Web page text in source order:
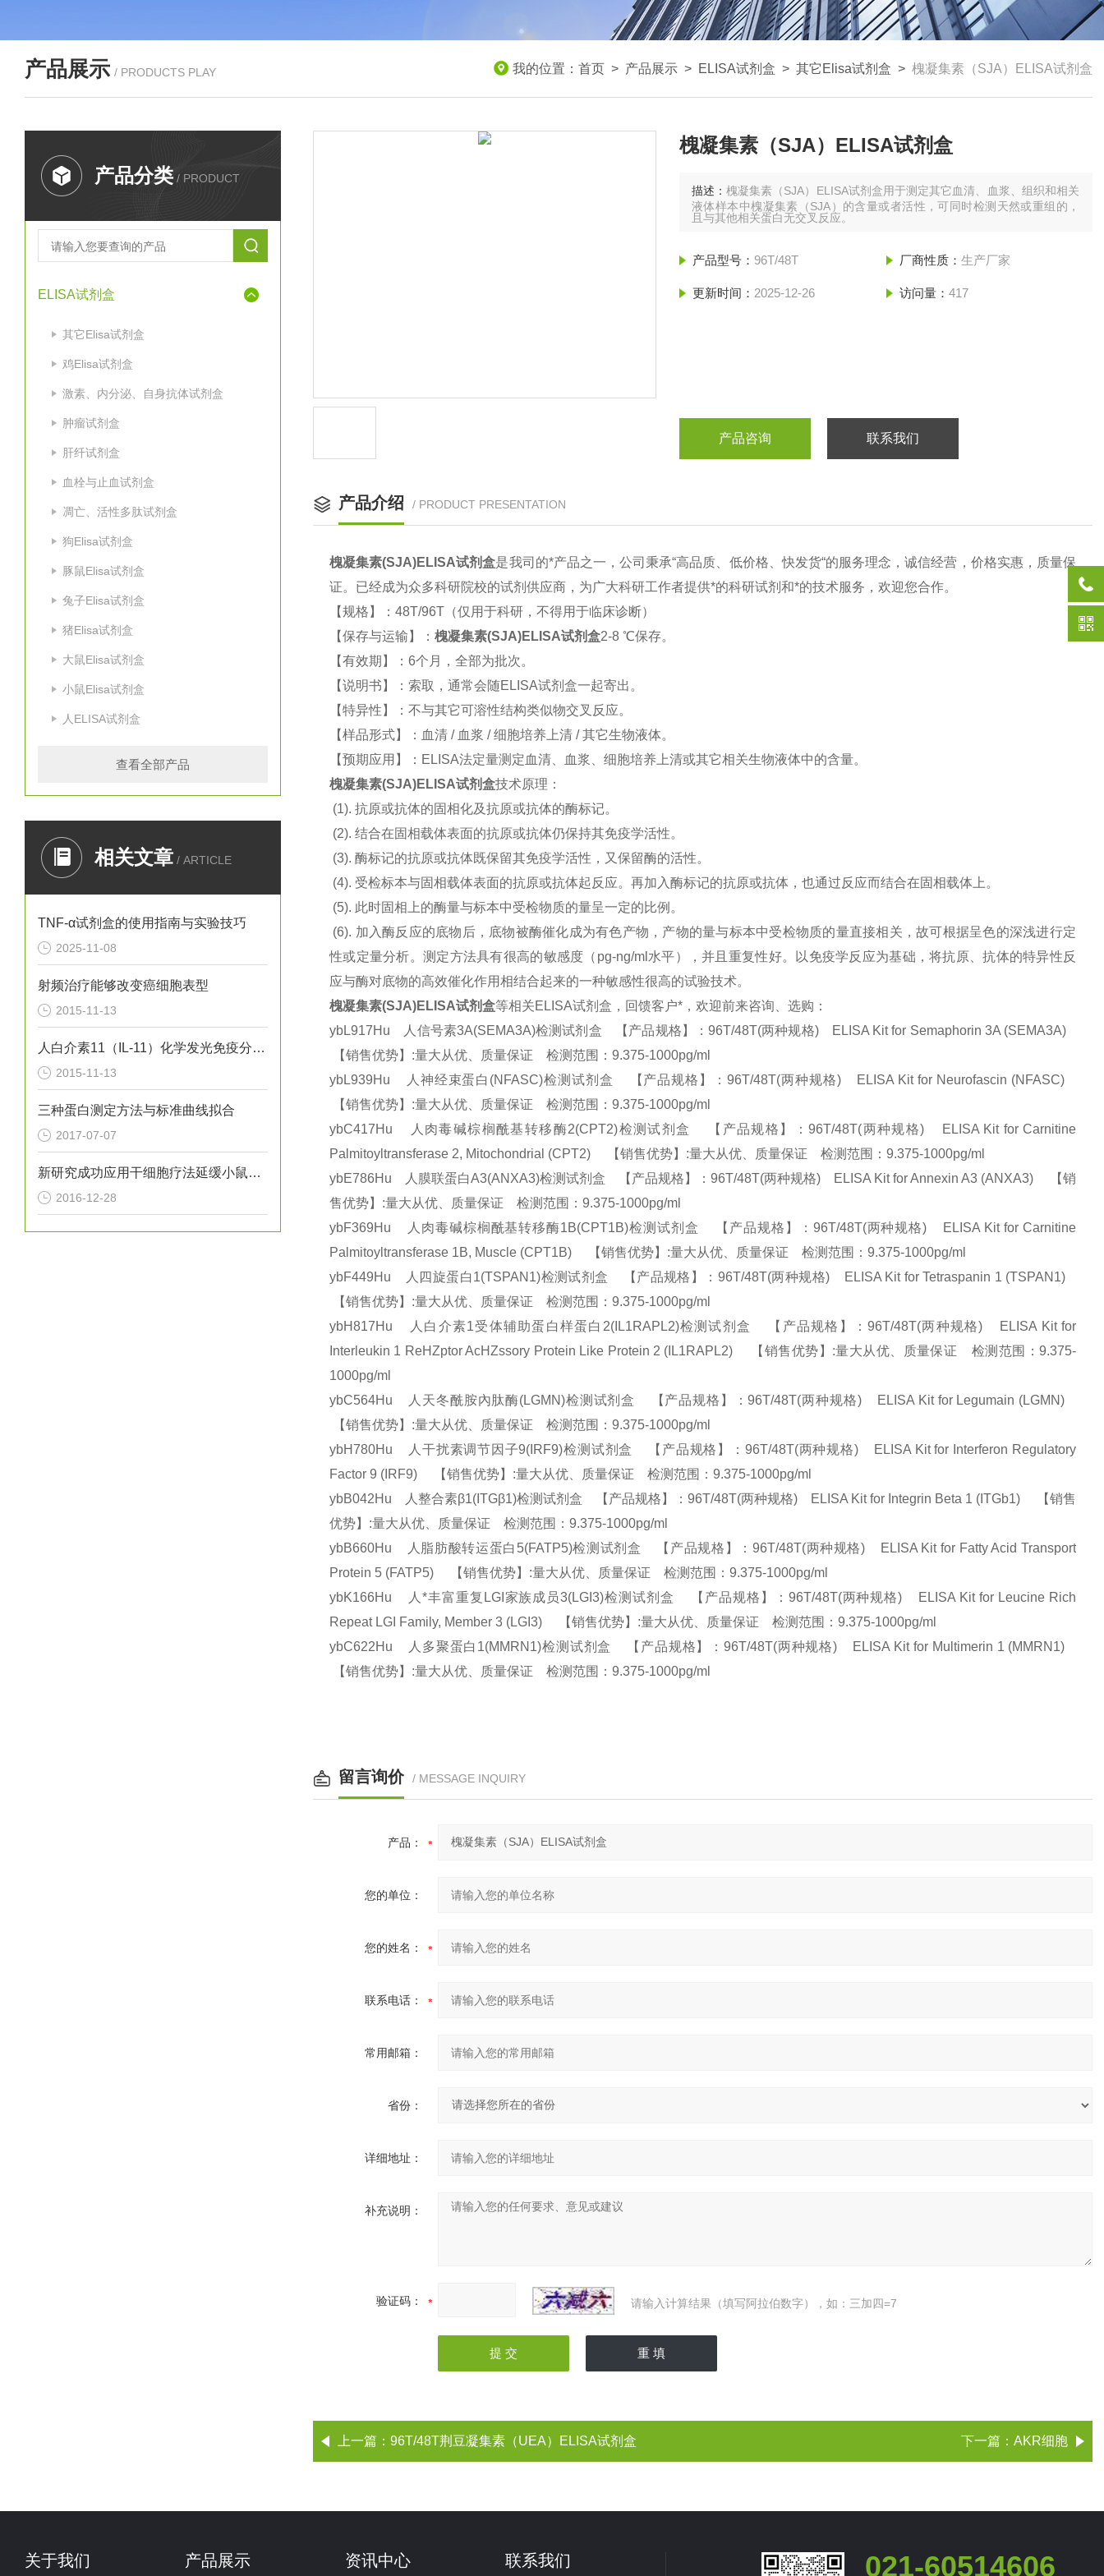
产品展示 / PRODUCTS PLAY 我的位置： 首页 > 产品展示 > ELISA试剂盒 > 其它Elisa试剂盒 > 槐凝集素（SJA）ELISA试剂盒
产品分类 / PRODUCT
ELISA试剂盒
其它Elisa试剂盒
鸡Elisa试剂盒
激素、内分泌、自身抗体试剂盒
肿瘤试剂盒
肝纤试剂盒
血栓与止血试剂盒
凋亡、活性多肽试剂盒
狗Elisa试剂盒
豚鼠Elisa试剂盒
兔子Elisa试剂盒
猪Elisa试剂盒
大鼠Elisa试剂盒
小鼠Elisa试剂盒
人ELISA试剂盒
查看全部产品
相关文章 / ARTICLE
TNF-α试剂盒的使用指南与实验技巧
2025-11-08
射频治疗能够改变癌细胞表型
2015-11-13
人白介素11（IL-11）化学发光免疫分析试剂盒
2015-11-13
三种蛋白测定方法与标准曲线拟合
2017-07-07
新研究成功应用干细胞疗法延缓小鼠亨廷顿氏病进展
2016-12-28
槐凝集素（SJA）ELISA试剂盒
描述：槐凝集素（SJA）ELISA试剂盒用于测定其它血清、血浆、组织和相关
液体样本中槐凝集素（SJA）的含量或者活性，可同时检测天然或重组的，
且与其他相关蛋白无交叉反应。
产品型号： 96T/48T 厂商性质： 生产厂家
更新时间： 2025-12-26 访问量： 417
产品咨询 联系我们
产品介绍 / PRODUCT PRESENTATION
槐凝集素(SJA)ELISA试剂盒是我司的*产品之一，公司秉承“高品质、低价格、快发货“的服务理念，诚信经营，价格实惠，质量保
证。已经成为众多科研院校的试剂供应商，为广大科研工作者提供*的科研试剂和*的技术服务，欢迎您合作。
【规格】：48T/96T（仅用于科研，不得用于临床诊断）
【保存与运输】： 槐凝集素(SJA)ELISA试剂盒2-8 ℃保存。
【有效期】：6个月，全部为批次。
【说明书】：索取，通常会随ELISA试剂盒一起寄出。
【特异性】：不与其它可溶性结构类似物交叉反应。
【样品形式】：血清 / 血浆 / 细胞培养上清 / 其它生物液体。
【预期应用】：ELISA法定量测定血清、血浆、细胞培养上清或其它相关生物液体中的含量。
槐凝集素(SJA)ELISA试剂盒技术原理：
(1). 抗原或抗体的固相化及抗原或抗体的酶标记。
(2). 结合在固相载体表面的抗原或抗体仍保持其免疫学活性。
(3). 酶标记的抗原或抗体既保留其免疫学活性，又保留酶的活性。
(4). 受检标本与固相载体表面的抗原或抗体起反应。再加入酶标记的抗原或抗体，也通过反应而结合在固相载体上。
(5). 此时固相上的酶量与标本中受检物质的量呈一定的比例。
(6). 加入酶反应的底物后，底物被酶催化成为有色产物，产物的量与标本中受检物质的量直接相关，故可根据呈色的深浅进行定
性或定量分析。测定方法具有很高的敏感度（pg-ng/ml水平），并且重复性好。以免疫学反应为基础，将抗原、抗体的特异性反
应与酶对底物的高效催化作用相结合起来的一种敏感性很高的试验技术。
槐凝集素(SJA)ELISA试剂盒等相关ELISA试剂盒，回馈客户*，欢迎前来咨询、选购：
ybL917Hu 人信号素3A(SEMA3A)检测试剂盒 【产品规格】：96T/48T(两种规格) ELISA Kit for Semaphorin 3A (SEMA3A)
【销售优势】:量大从优、质量保证 检测范围：9.375-1000pg/ml
ybL939Hu 人神经束蛋白(NFASC)检测试剂盒 【产品规格】：96T/48T(两种规格) ELISA Kit for Neurofascin (NFASC)
【销售优势】:量大从优、质量保证 检测范围：9.375-1000pg/ml
ybC417Hu 人肉毒碱棕榈酰基转移酶2(CPT2)检测试剂盒 【产品规格】：96T/48T(两种规格) ELISA Kit for Carnitine
Palmitoyltransferase 2, Mitochondrial (CPT2) 【销售优势】:量大从优、质量保证 检测范围：9.375-1000pg/ml
ybE786Hu 人膜联蛋白A3(ANXA3)检测试剂盒 【产品规格】：96T/48T(两种规格) ELISA Kit for Annexin A3 (ANXA3) 【销
售优势】:量大从优、质量保证 检测范围：9.375-1000pg/ml
ybF369Hu 人肉毒碱棕榈酰基转移酶1B(CPT1B)检测试剂盒 【产品规格】：96T/48T(两种规格) ELISA Kit for Carnitine
Palmitoyltransferase 1B, Muscle (CPT1B) 【销售优势】:量大从优、质量保证 检测范围：9.375-1000pg/ml
ybF449Hu 人四旋蛋白1(TSPAN1)检测试剂盒 【产品规格】：96T/48T(两种规格) ELISA Kit for Tetraspanin 1 (TSPAN1)
【销售优势】:量大从优、质量保证 检测范围：9.375-1000pg/ml
ybH817Hu 人白介素1受体辅助蛋白样蛋白2(IL1RAPL2)检测试剂盒 【产品规格】：96T/48T(两种规格) ELISA Kit for
Interleukin 1 ReHZptor AcHZssory Protein Like Protein 2 (IL1RAPL2) 【销售优势】:量大从优、质量保证 检测范围：9.375-
1000pg/ml
ybC564Hu 人天冬酰胺內肽酶(LGMN)检测试剂盒 【产品规格】：96T/48T(两种规格) ELISA Kit for Legumain (LGMN)
【销售优势】:量大从优、质量保证 检测范围：9.375-1000pg/ml
ybH780Hu 人干扰素调节因子9(IRF9)检测试剂盒 【产品规格】：96T/48T(两种规格) ELISA Kit for Interferon Regulatory
Factor 9 (IRF9) 【销售优势】:量大从优、质量保证 检测范围：9.375-1000pg/ml
ybB042Hu 人整合素β1(ITGβ1)检测试剂盒 【产品规格】：96T/48T(两种规格) ELISA Kit for Integrin Beta 1 (ITGb1) 【销售
优势】:量大从优、质量保证 检测范围：9.375-1000pg/ml
ybB660Hu 人脂肪酸转运蛋白5(FATP5)检测试剂盒 【产品规格】：96T/48T(两种规格) ELISA Kit for Fatty Acid Transport
Protein 5 (FATP5) 【销售优势】:量大从优、质量保证 检测范围：9.375-1000pg/ml
ybK166Hu 人*丰富重复LGI家族成员3(LGI3)检测试剂盒 【产品规格】：96T/48T(两种规格) ELISA Kit for Leucine Rich
Repeat LGI Family, Member 3 (LGI3) 【销售优势】:量大从优、质量保证 检测范围：9.375-1000pg/ml
ybC622Hu 人多聚蛋白1(MMRN1)检测试剂盒 【产品规格】：96T/48T(两种规格) ELISA Kit for Multimerin 1 (MMRN1)
【销售优势】:量大从优、质量保证 检测范围：9.375-1000pg/ml
留言询价 / MESSAGE INQUIRY
产品：
您的单位：
您的姓名：
联系电话：
常用邮箱：
省份：
详细地址：
补充说明：
验证码： 请输入计算结果（填写阿拉伯数字），如：三加四=7
上一篇： 96T/48T荆豆凝集素（UEA）ELISA试剂盒 下一篇： AKR细胞
关于我们 产品展示 资讯中心 联系我们 021-60514606